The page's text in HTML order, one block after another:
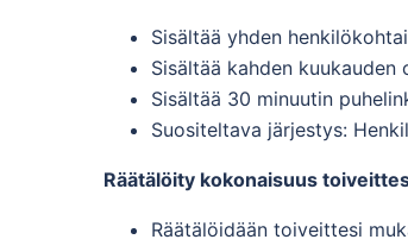
Sisältää yhden
Sisältää kahden kuukauden
Sisältää 30 minuutin
Suositeltava järjestys:
Räätälöity kokonaisuus
Räätälöidään toiveittesi